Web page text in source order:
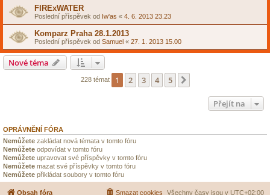
FIRExWATER
Poslední příspěvek od Iw'as « 4. 6. 2013 23.23
Komparz Praha 28.1.2013
Poslední příspěvek od Samuel « 27. 1. 2013 15.00
Nové téma
228 témat 1 2 3 4 5
Přejít na
OPRÁVNĚNÍ FÓRA
Nemůžete zakládat nová témata v tomto fóru
Nemůžete odpovídat v tomto fóru
Nemůžete upravovat své příspěvky v tomto fóru
Nemůžete mazat své příspěvky v tomto fóru
Nemůžete přikládat soubory v tomto fóru
Obsah fóra Všechny časy jsou v UTC+02:00
Smazat cookies